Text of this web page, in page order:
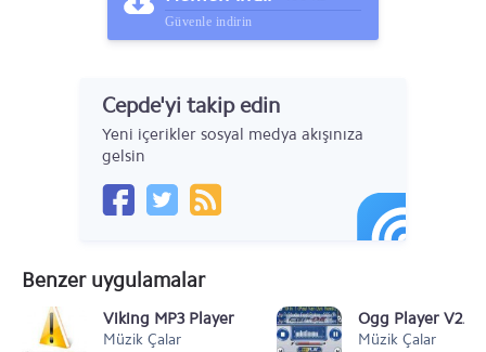
Güvenle indirin
Cepde'yi takip edin
Yeni içerikler sosyal medya akışınıza
gelsin
Benzer uygulamalar
Viking MP3 Player
Müzik Çalar
Ogg Player
Müzik Çalar